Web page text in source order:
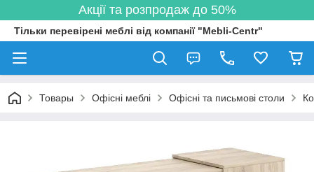
Акції та розпродаж до 50%
Тільки перевірені меблі від компанії "Mebli-Centr"
Товары Офісні меблі Офісні та письмові столи